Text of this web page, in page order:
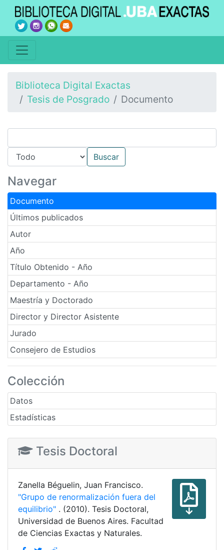
Biblioteca Digital Exactas
Tesis de Posgrado
Documento
Navegar
Documento
Últimos publicados
Autor
Año
Título Obtenido - Año
Departamento - Año
Maestría y Doctorado
Director y Director Asistente
Jurado
Consejero de Estudios
Colección
Datos
Estadísticas
Tesis Doctoral
Zanella Béguelin, Juan Francisco.
"Grupo de renormalización fuera del
equilibrio" . (2010). Tesis Doctoral,
Universidad de Buenos Aires. Facultad
de Ciencias Exactas y Naturales.